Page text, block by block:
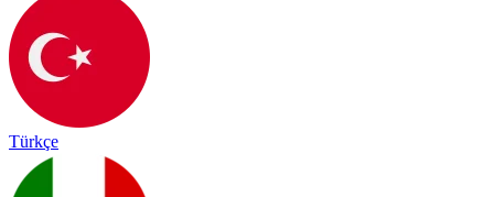
Türkçe